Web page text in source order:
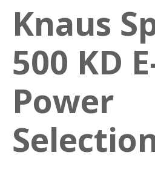
Knaus
500 KD
Power